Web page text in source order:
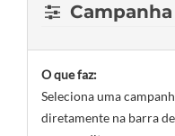
O que faz:
Seleciona uma
diretamente na barra